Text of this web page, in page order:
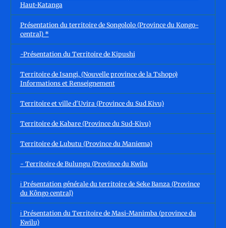
Haut-Katanga
Présentation du territoire de Songololo (Province du Kongo-
central) *
-Présentation du Territoire de Kipushi
Territoire de Isangi, (Nouvelle province de la Tshopo)
Informations et Renseignement
Territoire et ville d'Uvira (Province du Sud Kivu)
Territoire de Kabare (Province du Sud-Kivu)
Territoire de Lubutu (Province du Maniema)
- Territoire de Bulungu (Province du Kwilu
ℹ️ Présentation générale du territoire de Seke Banza (Province
du Kôngo central)
ℹ️ Présentation du Territoire de Masi-Manimba (province du
Kwilu)